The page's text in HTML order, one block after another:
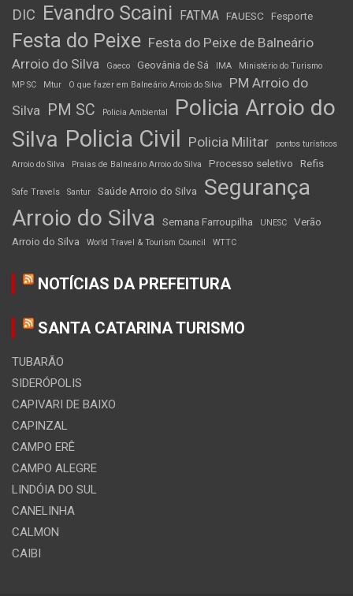
DIC Evandro Scaini FATMA FAUESC Fesporte
Festa do Peixe Festa do Peixe de Balneário
Arroio do Silva
Gaeco Geovânia de Sá IMA
Ministério do Turismo
MP SC
Mtur O que fazer em Balneário Arroio do Silva
PM Arroio do
Silva PM SC Policia Ambiental
Policia Arroio do
Silva Policia Civil Policia Militar
pontos turísticos
Arroio do Silva
Praias de Balneário Arroio do Silva Processo seletivo Refis
Safe Travels Santur Saúde Arroio do Silva
Segurança
Arroio do Silva
Semana Farroupilha UNESC
Verão
Arroio do Silva
World Travel & Tourism Council WTTC
NOTÍCIAS DA PREFEITURA
SANTA CATARINA TURISMO
TUBARÃO
SIDERÓPOLIS
CAPIVARI DE BAIXO
CAPINZAL
CAMPO ERÊ
CAMPO ALEGRE
LINDÓIA DO SUL
CANELINHA
CALMON
CAIBI